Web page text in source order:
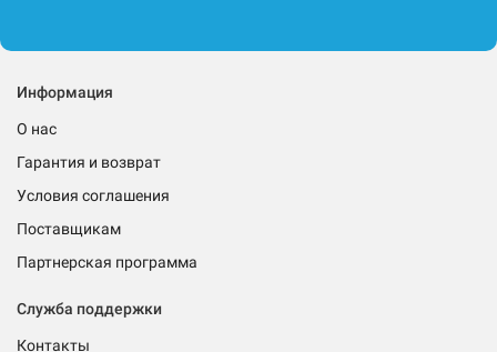
Информация
О нас
Гарантия и возврат
Условия соглашения
Поставщикам
Партнерская программа
Служба поддержки
Контакты